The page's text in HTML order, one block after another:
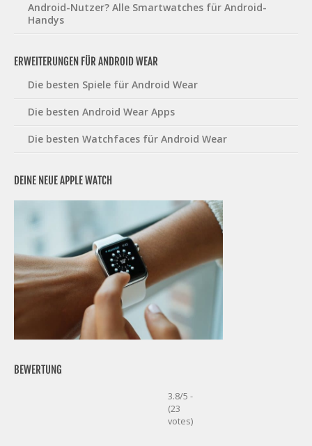
Android-Nutzer? Alle Smartwatches für Android-
Handys
ERWEITERUNGEN FÜR ANDROID WEAR
Die besten Spiele für Android Wear
Die besten Android Wear Apps
Die besten Watchfaces für Android Wear
DEINE NEUE APPLE WATCH
BEWERTUNG
3.8/5 -
(23
votes)